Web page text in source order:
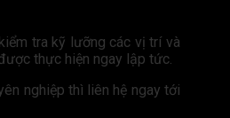
tra kỹ lưỡng các vị trí và
thực hiện ngay lập tức.
nghiệp thì liên hệ ngay tới